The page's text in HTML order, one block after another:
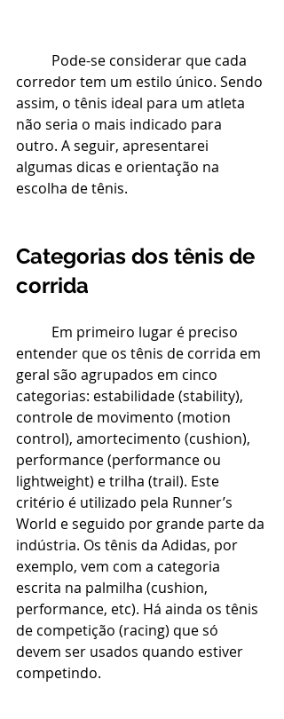
Pode-se considerar que cada
corredor tem um estilo único. Sendo
assim, o tênis ideal para um atleta
não seria o mais indicado para
outro. A seguir, apresentarei
algumas dicas e orientação na
escolha de tênis.
Categorias dos tênis de
corrida
Em primeiro lugar é preciso
entender que os tênis de corrida em
geral são agrupados em cinco
categorias: estabilidade (stability),
controle de movimento (motion
control), amortecimento (cushion),
performance (performance ou
lightweight) e trilha (trail). Este
critério é utilizado pela Runner’s
World e seguido por grande parte da
indústria. Os tênis da Adidas, por
exemplo, vem com a categoria
escrita na palmilha (cushion,
performance, etc). Há ainda os tênis
de competição (racing) que só
devem ser usados quando estiver
competindo.